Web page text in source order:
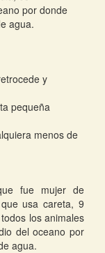
por donde
agua.
y
pequeña
menos de
fue mujer de
usa careta, 9
los animales
del oceano por
agua.